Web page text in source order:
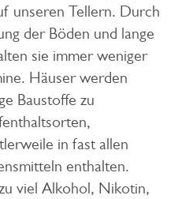
unseren Tellern. Durch
der Böden und lange
sie immer weniger
Häuser werden
Baustoffe zu
in fast allen
enthalten.
viel Alkohol, Nikotin,